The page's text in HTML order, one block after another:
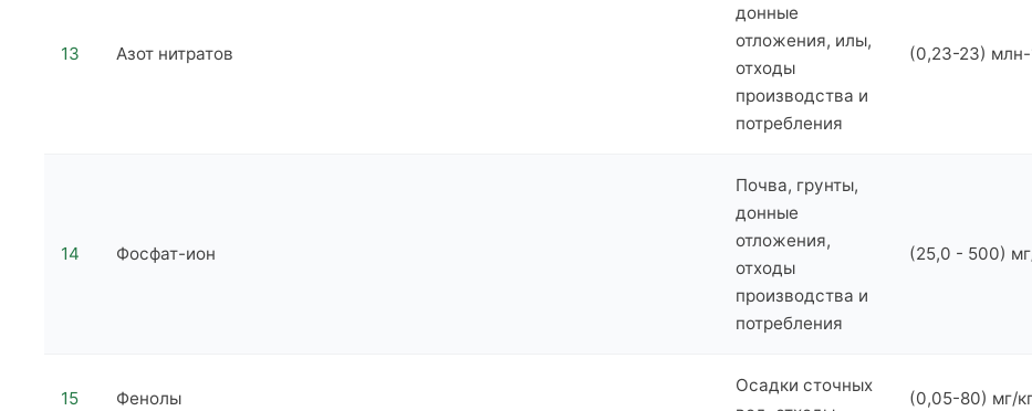
13 Азот нитратов
донные
отложения, илы,
отходы
производства и
потребления
(0,23-23) млн-
14 Фосфат-ион
Почва, грунты,
донные
отложения,
отходы
производства и
потребления
(25,0 - 500)
15 Фенолы
Осадки сточных
(0,05-80) мг/